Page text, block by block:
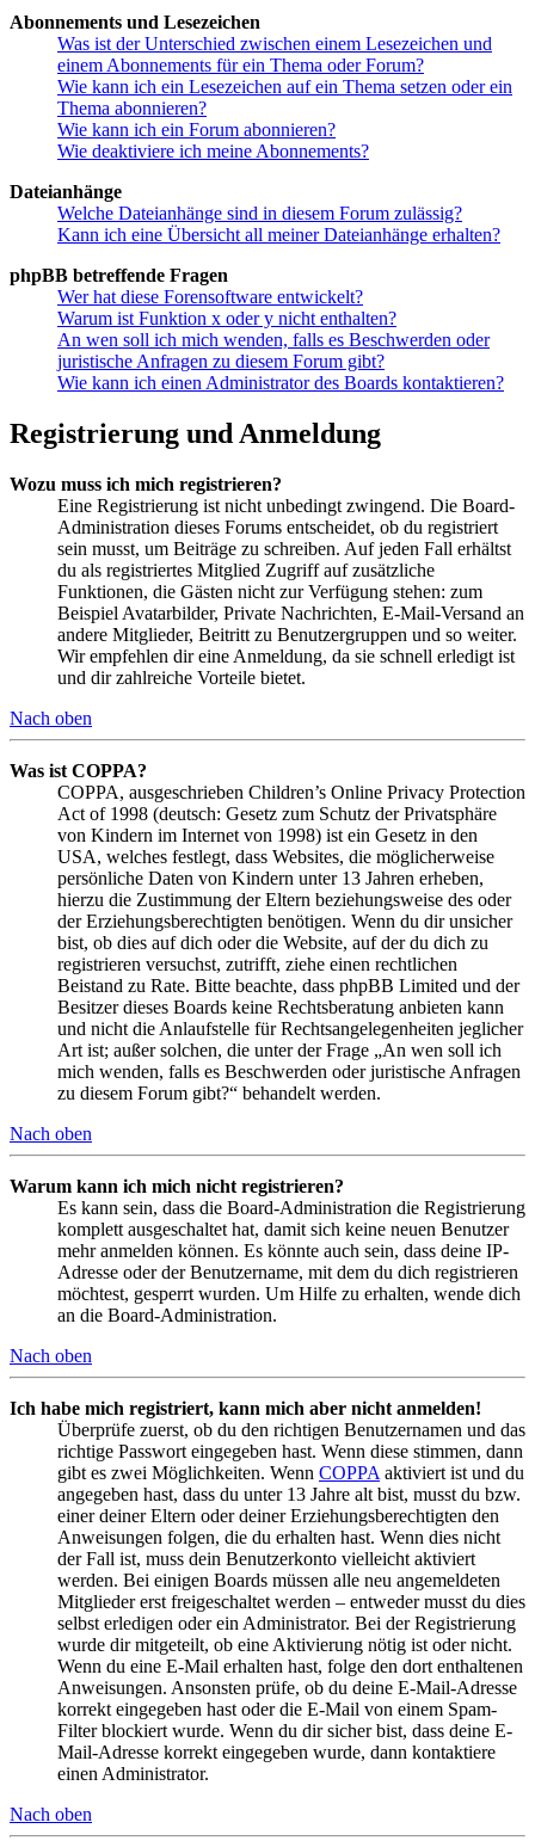
Abonnements und Lesezeichen
Was ist der Unterschied zwischen einem Lesezeichen und
einem Abonnements für ein Thema oder Forum?
Wie kann ich ein Lesezeichen auf ein Thema setzen oder ein
Thema abonnieren?
Wie kann ich ein Forum abonnieren?
Wie deaktiviere ich meine Abonnements?
Dateianhänge
Welche Dateianhänge sind in diesem Forum zulässig?
Kann ich eine Übersicht all meiner Dateianhänge erhalten?
phpBB betreffende Fragen
Wer hat diese Forensoftware entwickelt?
Warum ist Funktion x oder y nicht enthalten?
An wen soll ich mich wenden, falls es Beschwerden oder
juristische Anfragen zu diesem Forum gibt?
Wie kann ich einen Administrator des Boards kontaktieren?
Registrierung und Anmeldung
Wozu muss ich mich registrieren?
Eine Registrierung ist nicht unbedingt zwingend. Die Board-
Administration dieses Forums entscheidet, ob du registriert
sein musst, um Beiträge zu schreiben. Auf jeden Fall erhältst
du als registriertes Mitglied Zugriff auf zusätzliche
Funktionen, die Gästen nicht zur Verfügung stehen: zum
Beispiel Avatarbilder, Private Nachrichten, E-Mail-Versand an
andere Mitglieder, Beitritt zu Benutzergruppen und so weiter.
Wir empfehlen dir eine Anmeldung, da sie schnell erledigt ist
und dir zahlreiche Vorteile bietet.
Nach oben
Was ist COPPA?
COPPA, ausgeschrieben Children’s Online Privacy Protection
Act of 1998 (deutsch: Gesetz zum Schutz der Privatsphäre
von Kindern im Internet von 1998) ist ein Gesetz in den
USA, welches festlegt, dass Websites, die möglicherweise
persönliche Daten von Kindern unter 13 Jahren erheben,
hierzu die Zustimmung der Eltern beziehungsweise des oder
der Erziehungsberechtigten benötigen. Wenn du dir unsicher
bist, ob dies auf dich oder die Website, auf der du dich zu
registrieren versuchst, zutrifft, ziehe einen rechtlichen
Beistand zu Rate. Bitte beachte, dass phpBB Limited und der
Besitzer dieses Boards keine Rechtsberatung anbieten kann
und nicht die Anlaufstelle für Rechtsangelegenheiten jeglicher
Art ist; außer solchen, die unter der Frage „An wen soll ich
mich wenden, falls es Beschwerden oder juristische Anfragen
zu diesem Forum gibt?“ behandelt werden.
Nach oben
Warum kann ich mich nicht registrieren?
Es kann sein, dass die Board-Administration die Registrierung
komplett ausgeschaltet hat, damit sich keine neuen Benutzer
mehr anmelden können. Es könnte auch sein, dass deine IP-
Adresse oder der Benutzername, mit dem du dich registrieren
möchtest, gesperrt wurden. Um Hilfe zu erhalten, wende dich
an die Board-Administration.
Nach oben
Ich habe mich registriert, kann mich aber nicht anmelden!
Überprüfe zuerst, ob du den richtigen Benutzernamen und das
richtige Passwort eingegeben hast. Wenn diese stimmen, dann
gibt es zwei Möglichkeiten. Wenn COPPA aktiviert ist und du
angegeben hast, dass du unter 13 Jahre alt bist, musst du bzw.
einer deiner Eltern oder deiner Erziehungsberechtigten den
Anweisungen folgen, die du erhalten hast. Wenn dies nicht
der Fall ist, muss dein Benutzerkonto vielleicht aktiviert
werden. Bei einigen Boards müssen alle neu angemeldeten
Mitglieder erst freigeschaltet werden – entweder musst du dies
selbst erledigen oder ein Administrator. Bei der Registrierung
wurde dir mitgeteilt, ob eine Aktivierung nötig ist oder nicht.
Wenn du eine E-Mail erhalten hast, folge den dort enthaltenen
Anweisungen. Ansonsten prüfe, ob du deine E-Mail-Adresse
korrekt eingegeben hast oder die E-Mail von einem Spam-
Filter blockiert wurde. Wenn du dir sicher bist, dass deine E-
Mail-Adresse korrekt eingegeben wurde, dann kontaktiere
einen Administrator.
Nach oben